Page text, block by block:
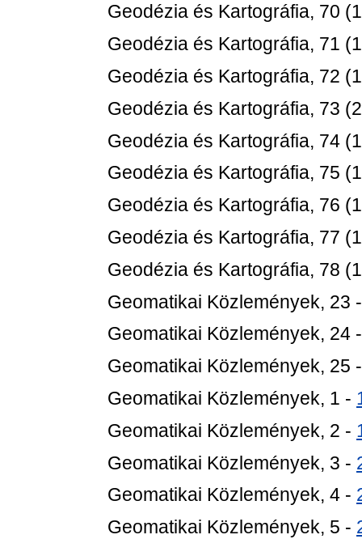
Geodézia és Kartográfia, 70
Geodézia és Kartográfia, 71
Geodézia és Kartográfia, 72
Geodézia és Kartográfia, 73
Geodézia és Kartográfia, 74
Geodézia és Kartográfia, 75
Geodézia és Kartográfia, 76
Geodézia és Kartográfia, 77
Geodézia és Kartográfia, 78
Geomatikai Közlemények, 23
Geomatikai Közlemények, 24
Geomatikai Közlemények, 25
Geomatikai Közlemények, 1 -
Geomatikai Közlemények, 2 -
Geomatikai Közlemények, 3 -
Geomatikai Közlemények, 4 -
Geomatikai Közlemények, 5 -